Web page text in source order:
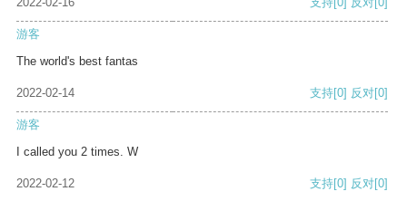
游客
The world's best fantas
2022-02-14 支持[0] 反对[0]
游客
I called you 2 times. W
2022-02-12 支持[0] 反对[0]